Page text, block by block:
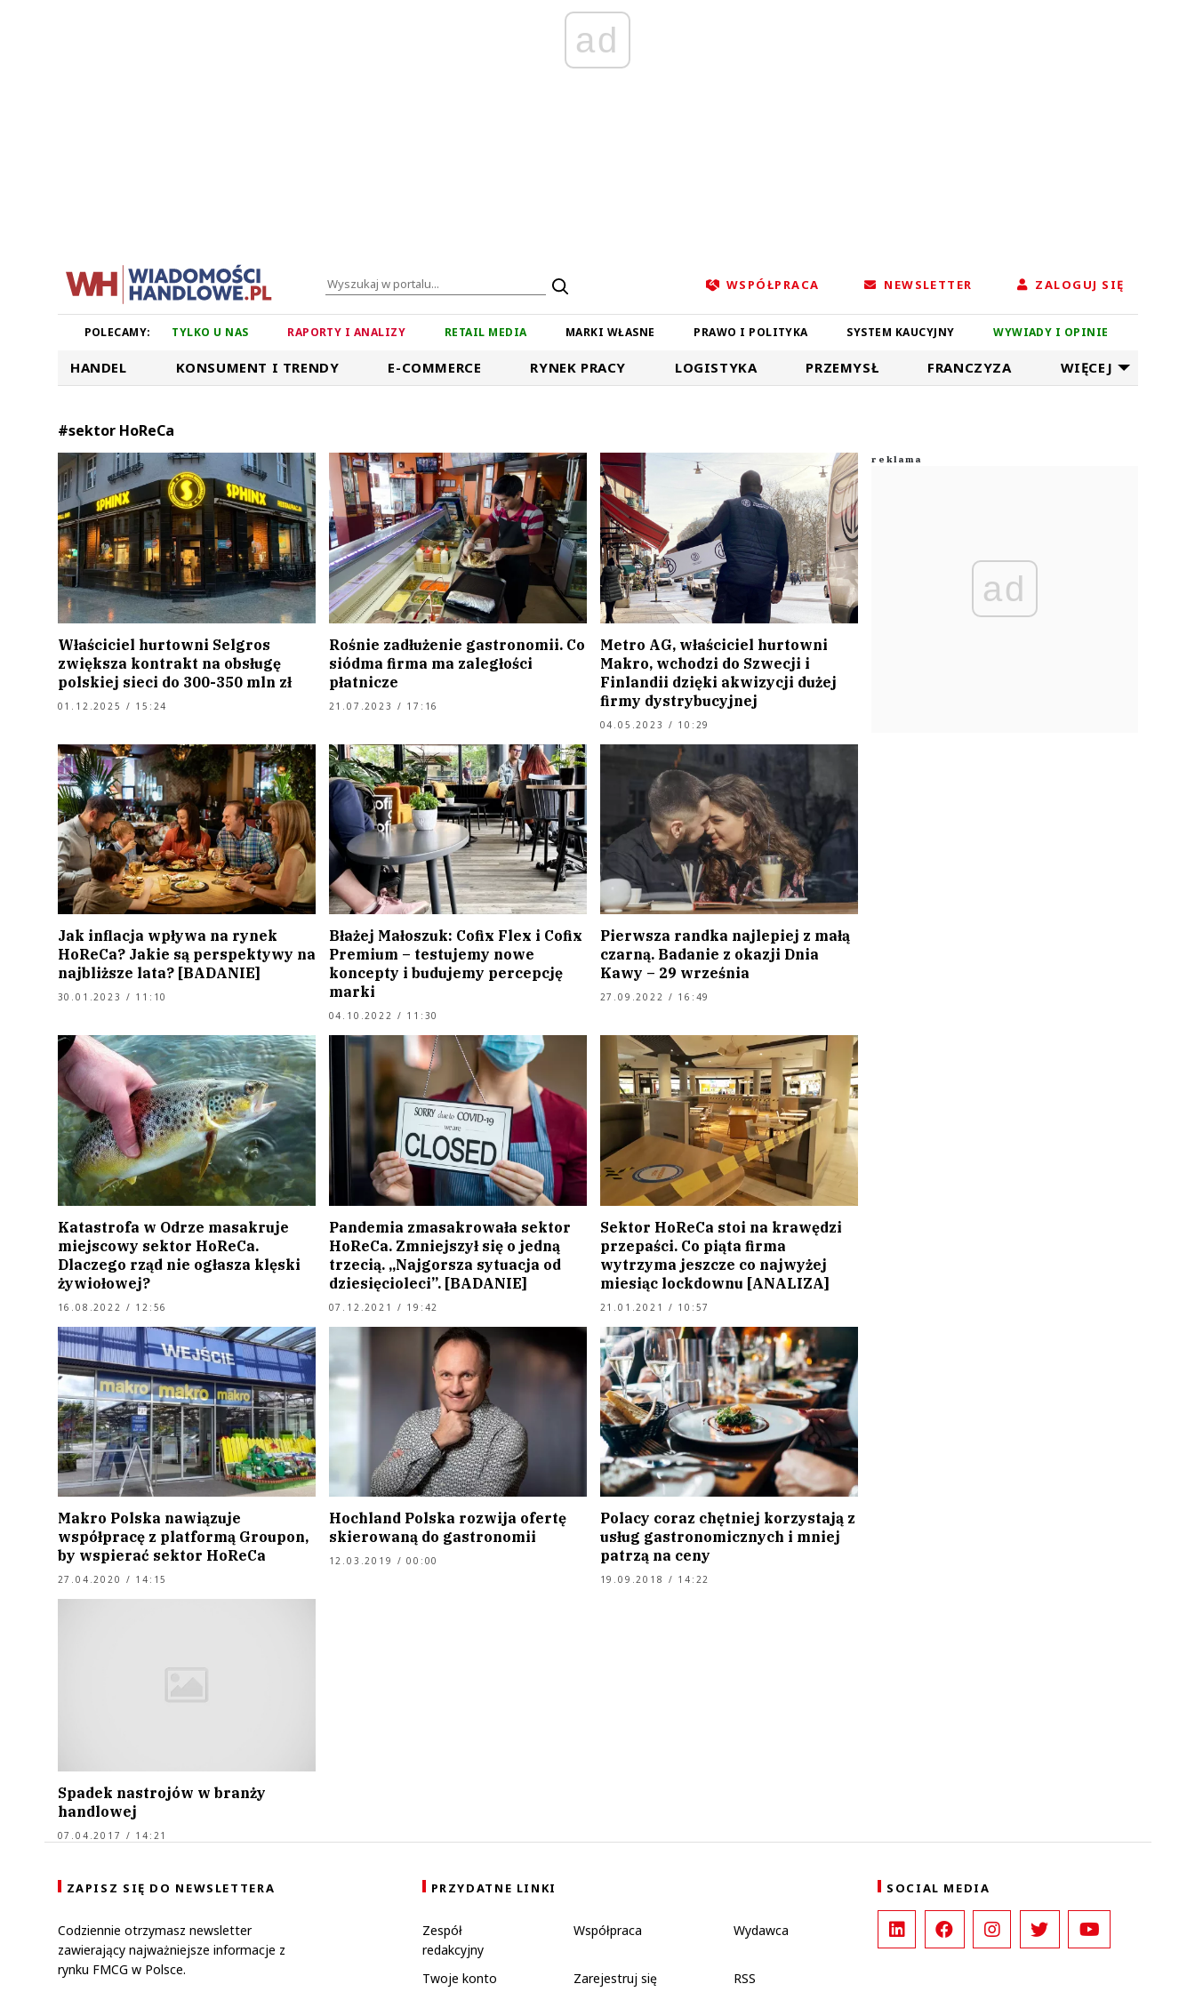
ad
WSPÓŁPRACA NEWSLETTER ZALOGUJ SIĘ
POLECAMY: TYLKO U NAS RAPORTY I ANALIZY RETAIL MEDIA MARKI WŁASNE PRAWO I POLITYKA SYSTEM KAUCYJNY WYWIADY I OPINIE
HANDEL KONSUMENT I TRENDY E-COMMERCE RYNEK PRACY LOGISTYKA PRZEMYSŁ FRANCZYZA WIĘCEJ
#sektor HoReCa
Właściciel hurtowni Selgros
zwiększa kontrakt na obsługę
polskiej sieci do 300-350 mln zł
01.12.2025 / 15:24
Rośnie zadłużenie gastronomii. Co
siódma firma ma zaległości
płatnicze
21.07.2023 / 17:16
Metro AG, właściciel hurtowni
Makro, wchodzi do Szwecji i
Finlandii dzięki akwizycji dużej
firmy dystrybucyjnej
04.05.2023 / 10:29
Jak inflacja wpływa na rynek
HoReCa? Jakie są perspektywy na
najbliższe lata? [BADANIE]
30.01.2023 / 11:10
Błażej Małoszuk: Cofix Flex i Cofix
Premium – testujemy nowe
koncepty i budujemy percepcję
marki
04.10.2022 / 11:30
Pierwsza randka najlepiej z małą
czarną. Badanie z okazji Dnia
Kawy – 29 września
27.09.2022 / 16:49
Katastrofa w Odrze masakruje
miejscowy sektor HoReCa.
Dlaczego rząd nie ogłasza klęski
żywiołowej?
16.08.2022 / 12:56
Pandemia zmasakrowała sektor
HoReCa. Zmniejszył się o jedną
trzecią. „Najgorsza sytuacja od
dziesięcioleci”. [BADANIE]
07.12.2021 / 19:42
Sektor HoReCa stoi na krawędzi
przepaści. Co piąta firma
wytrzyma jeszcze co najwyżej
miesiąc lockdownu [ANALIZA]
21.01.2021 / 10:57
Makro Polska nawiązuje
współpracę z platformą Groupon,
by wspierać sektor HoReCa
27.04.2020 / 14:15
Hochland Polska rozwija ofertę
skierowaną do gastronomii
12.03.2019 / 00:00
Polacy coraz chętniej korzystają z
usług gastronomicznych i mniej
patrzą na ceny
19.09.2018 / 14:22
Spadek nastrojów w branży
handlowej
07.04.2017 / 14:21
ad
ZAPISZ SIĘ DO NEWSLETTERA
Codziennie otrzymasz newsletter
zawierający najważniejsze informacje z
rynku FMCG w Polsce.
PRZYDATNE LINKI
Zespół
redakcyjny
Współpraca Wydawca
Twoje konto Zarejestruj się RSS
SOCIAL MEDIA